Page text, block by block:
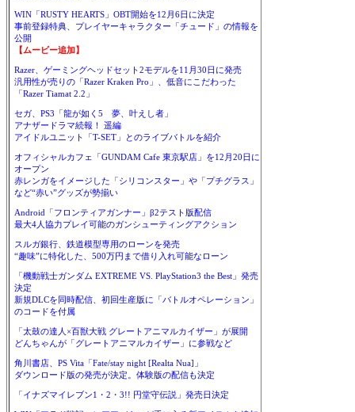
WIN「RUSTY HEARTS」OBT開始を12月6日に決定
事前登録特典、プレイヤーキャラクター「チュード」の情報を
公開
【ムービー追加】
Razer、ゲーミングヘッドセット2モデルを11月30日に発売
汎用性が売りの「Razer Kraken Pro」、低音にこだわった
「Razer Tiamat 2.2」
セガ、PS3「龍が如く5 夢、叶えし者」
アナザードラマ続報！ 遥編
アイドルユニット「T-SET」とのライブバトルを紹介
オフィシャルカフェ「GUNDAM Cafe 東京駅店」を12月20日に
オープン
赤レンガをイメージした「シリコンスター」や「プチグラス」
など“赤い”グッズが勢揃い
Android「フロンティアガンナー」β2テスト版配信
最大4人協力プレイ可能のガンシューティングアクション
スルガ銀行、鉄道模型専用のローンを発売
“趣味”に特化した、500万円まで借り入れ可能なローン
「機動戦士ガンダム EXTREME VS. PlayStation3 the Best」発売
決定
新規DLCを同時配信、初回生産版に「バトルオペレーション」
のコードを付属
「太鼓の達人×百獣大戦 グレートアニマルカイザー」が展開
どんちゃんが「グレートアニマルカイザー」に参戦など
角川書店、PS Vita「Fate/stay night [Realta Nua]」
ダウンロード版の発売が決定。体験版の配信も決定
「イナズマイレブン1・2・3!! 円堂守伝説」発売日決定